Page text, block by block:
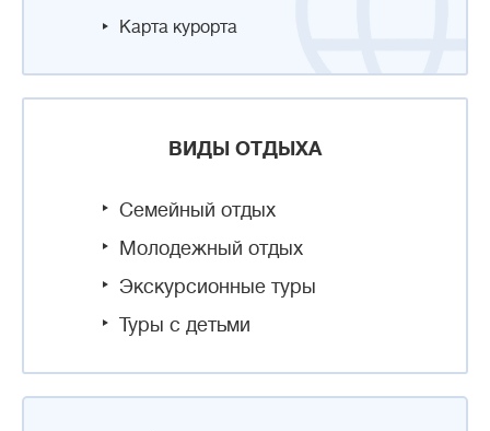
Карта курорта
ВИДЫ ОТДЫХА
Семейный отдых
Молодежный отдых
Экскурсионные туры
Туры с детьми